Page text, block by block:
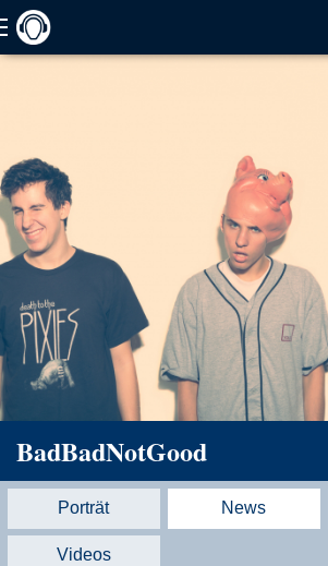
BadBadNotGood
Porträt News
Videos